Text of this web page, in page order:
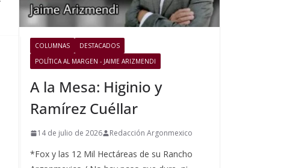
COLUMNAS
DESTACADOS
POLÍTICA AL MARGEN - JAIME ARIZMENDI
A la Mesa: Higinio y
Ramírez Cuéllar
14 de julio de 2026 Redacción Argonmexico
*Fox y las 12 Mil Hectáreas de su Rancho